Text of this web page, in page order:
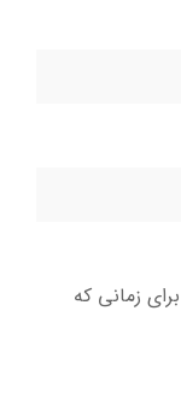
زمانی که